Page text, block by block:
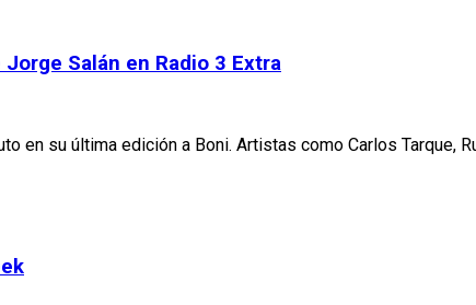
Salán en Radio 3 Extra
en su última edición a Boni. Artistas como Carlos Tarque,